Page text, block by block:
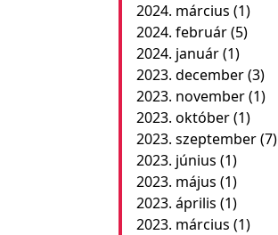
2024. március (1)
2024. február(5)
2024. január(1)
2023. december(3)
2023. november(1)
2023. október(1)
2023. szeptember(7)
2023. június (1)
2023. május (1)
2023. április (1)
2023. március (1)